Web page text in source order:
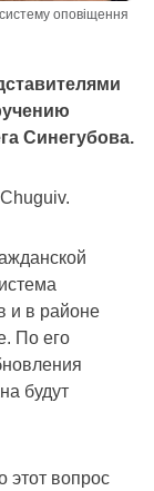
систему оповіщення
Синегубова.
и в районе
По его
будут
этот вопрос